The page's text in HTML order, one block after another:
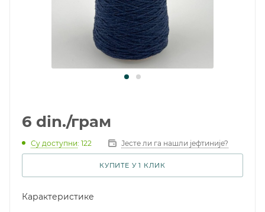
6 din./грам
Су доступни: 122 Јесте ли га нашли јефтиније?
КУПИТЕ У 1 КЛИК
Карактеристике